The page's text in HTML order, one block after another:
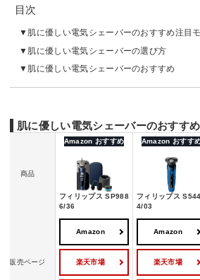
目次
肌に優しい電気シェーバーのおすすめ注目
肌に優しい電気シェーバーの選び方
肌に優しい電気シェーバーのおすすめ
肌に優しい電気シェーバーのおすす
商品
Amazon おすすめ
フィリップス SP988
6/36
Amazon おすす
フィリップス S544
4/03
販売ページ
Amazon
楽天市場
Amazon
楽天市場